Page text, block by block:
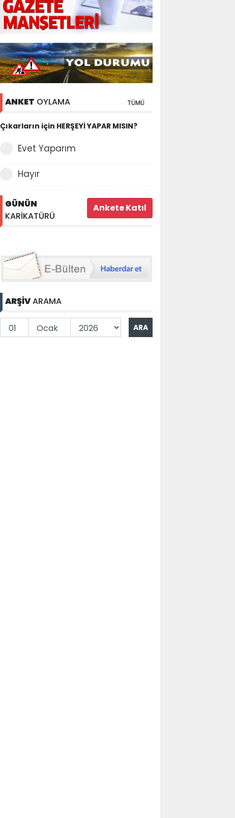
ANKET OYLAMA TÜMÜ
Çıkarların için HERŞEYİ YAPAR MISIN?
Evet Yaparım
Hayır
GÜNÜN
KARİKATÜRÜ
ARŞİVARAMA